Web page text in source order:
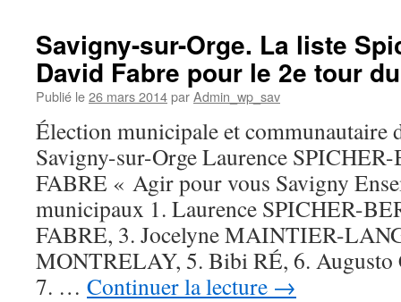
Savigny-sur-Orge. La liste
David Fabre pour le 2e tour
Publié le26 mars 2014parAdmin_wp_sav
Élection municipale et communautaire
Savigny-sur-Orge Laurence
FABRE « Agir pour vous Savigny
municipaux 1. Laurence SPICHER-
FABRE, 3. Jocelyne MAINTIER-
MONTRELAY, 5. Bibi RÉ, 6.
7. … Continuer la lecture →